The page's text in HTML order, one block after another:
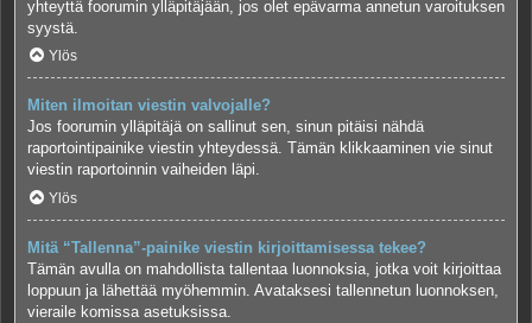
yhteyttä foorumin ylläpitäjään, jos olet epävarma annetun varoituksen
syystä.
Ylös
Miten ilmoitan viestin valvojalle?
Jos foorumin ylläpitäjä on sallinut sen, sinun pitäisi nähdä
raportointipainike viestin yhteydessä. Tämän klikkaaminen vie sinut
viestin raportoinnin vaiheiden läpi.
Ylös
Mitä “Tallenna”-painike viestin kirjoittamisessa tekee?
Tämän avulla on mahdollista tallentaa luonnoksia, jotka voit kirjoittaa
loppuun ja lähettää myöhemmin. Avataksesi tallennetun luonnoksen,
vieraile komissa asetuksissa.